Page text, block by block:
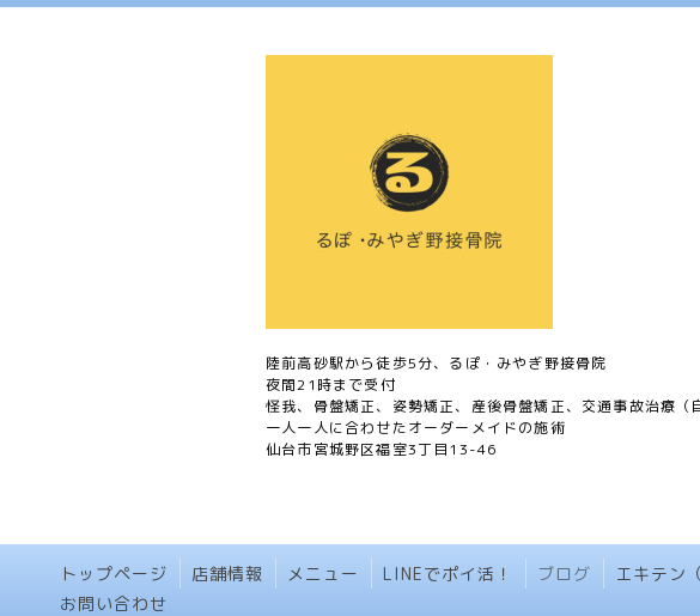
陸前高砂駅から徒歩5分、るぽ・みやぎ野接骨院
夜間21時まで受付
怪我、骨盤矯正、姿勢矯正、産後骨盤矯正、交通事故治療（
一人一人に合わせたオーダーメイドの施術
仙台市宮城野区福室3丁目13-46
トップページ 店舗情報 メニュー LINEでポイ活！ ブログ エキテン
お問い合わせ